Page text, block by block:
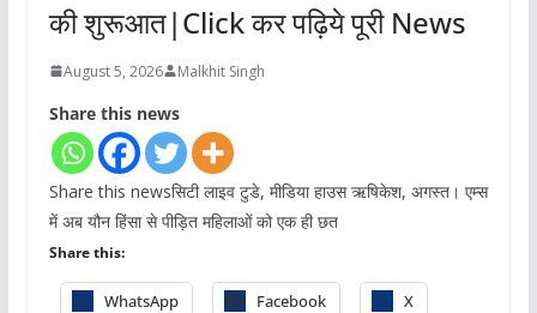
की शुरूआत|Click कर पढ़िये पूरी News
August 5, 2026 Malkhit Singh
Share this news
Share this newsसिटी लाइव टुडे, मीडिया हाउस ऋषिकेश, अगस्त। एम्स
में अब यौन हिंसा से पीड़ित महिलाओं को एक ही छत
Share this:
WhatsApp Facebook X